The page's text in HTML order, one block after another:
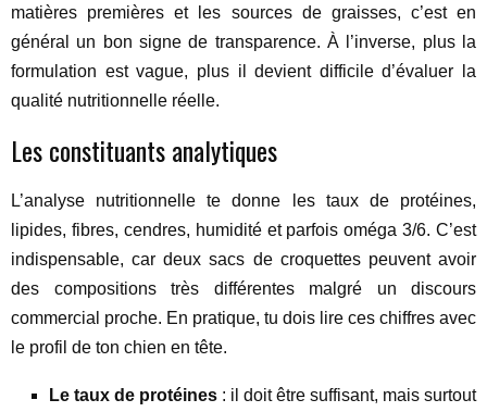
matières premières et les sources de graisses, c’est en
général un bon signe de transparence. À l’inverse, plus la
formulation est vague, plus il devient difficile d’évaluer la
qualité nutritionnelle réelle.
Les constituants analytiques
L’analyse nutritionnelle te donne les taux de protéines,
lipides, fibres, cendres, humidité et parfois oméga 3/6. C’est
indispensable, car deux sacs de croquettes peuvent avoir
des compositions très différentes malgré un discours
commercial proche. En pratique, tu dois lire ces chiffres avec
le profil de ton chien en tête.
Le taux de protéines : il doit être suffisant, mais surtout